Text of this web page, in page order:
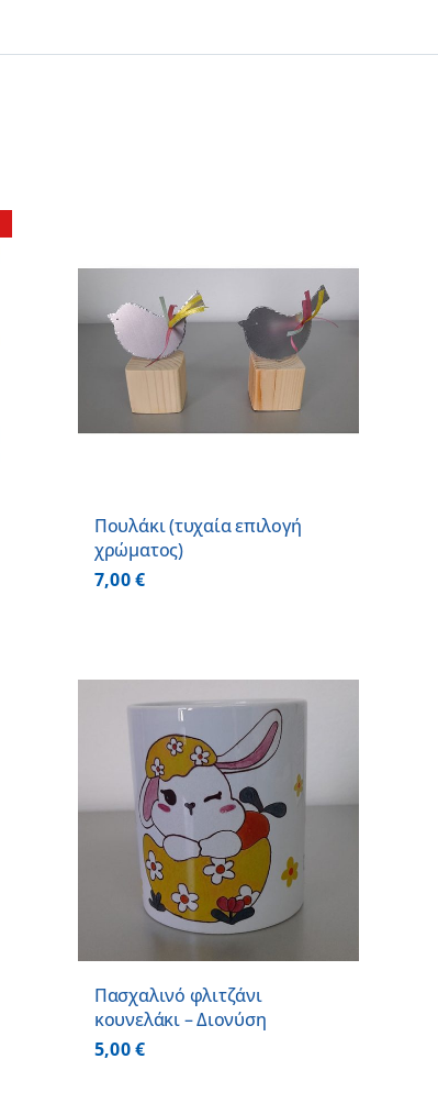
Πουλάκι (τυχαία επιλογή
χρώματος)
7,00€
Πασχαλινό φλιτζάνι
κουνελάκι – Διονύση
5,00€